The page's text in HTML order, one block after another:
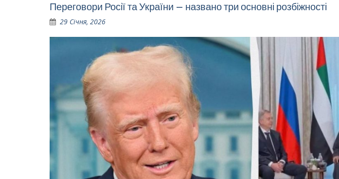
Переговори Росії та України – названо три основні розбіжності
29 Січня, 2026